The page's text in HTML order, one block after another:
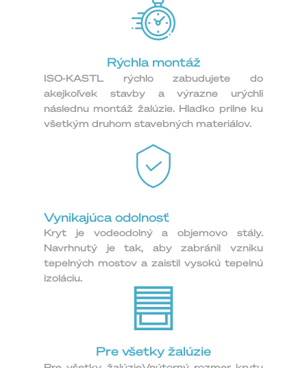
Rýchla montáž
ISO-KASTL rýchlo zabudujete do
akejkoľvek stavby a výrazne urýchli
následnu montáž žalúzie. Hladko prilne ku
všetkým druhom stavebných materiálov.
Vynikajúca odolnosť
Kryt je vodeodolný a objemovo stály.
Navrhnutý je tak, aby zabránil vzniku
tepelných mostov a zaistil vysokú tepelnú
izoláciu.
Pre všetky žalúzie